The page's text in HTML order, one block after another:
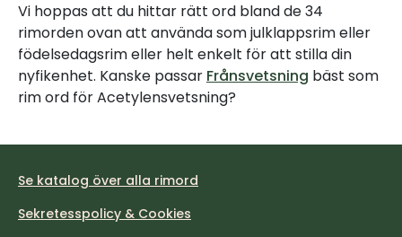
Vi hoppas att du hittar rätt ord bland de 34
rimorden ovan att använda som julklappsrim eller
födelsedagsrim eller helt enkelt för att stilla din
nyfikenhet. Kanske passar Frånsvetsning bäst som
rim ord för Acetylensvetsning?
Se katalog över alla rimord
Sekretesspolicy & Cookies